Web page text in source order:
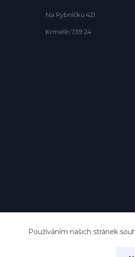
Na Rybníčku 421
Krmelín 739 24
Používáním našich stránek